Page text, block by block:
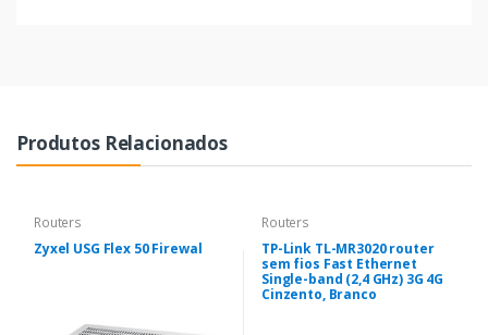
Produtos Relacionados
Routers
Zyxel USG Flex 50 Firewal
Routers
TP-Link TL-MR3020 router
sem fios Fast Ethernet
Single-band (2,4 GHz) 3G 4G
Cinzento, Branco